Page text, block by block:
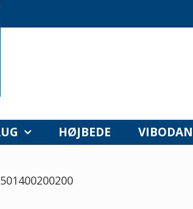
HØJBEDE VIBODAN